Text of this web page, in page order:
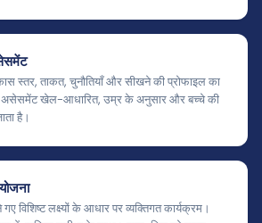
स्तर, ताकत, चुनौतियाँ और सीखने की प्रोफाइल का
असेसमेंट खेल-आधारित, उम्र के अनुसार और बच्चे की
है।
विशिष्ट लक्ष्यों के आधार पर व्यक्तिगत कार्यक्रम।